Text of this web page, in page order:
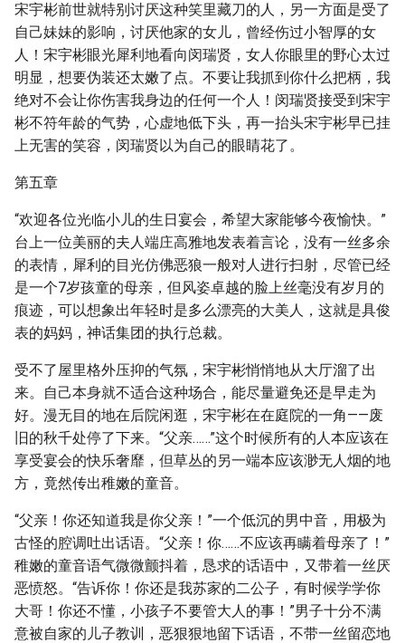
宋宇彬前世就特别讨厌这种笑里藏刀的人，另一方面是受了
自己妹妹的影响，讨厌他家的女儿，曾经伤过小智厚的女
人！宋宇彬眼光犀利地看向闵瑞贤，女人你眼里的野心太过
明显，想要伪装还太嫩了点。不要让我抓到你什么把柄，我
绝对不会让你伤害我身边的任何一个人！闵瑞贤接受到宋宇
彬不符年龄的气势，心虚地低下头，再一抬头宋宇彬早已挂
上无害的笑容，闵瑞贤以为自己的眼睛花了。
第五章
“欢迎各位光临小儿的生日宴会，希望大家能够今夜愉快。”
台上一位美丽的夫人端庄高雅地发表着言论，没有一丝多余
的表情，犀利的目光仿佛恶狼一般对人进行扫射，尽管已经
是一个7岁孩童的母亲，但风姿卓越的脸上丝毫没有岁月的
痕迹，可以想象出年轻时是多么漂亮的大美人，这就是具俊
表的妈妈，神话集团的执行总裁。
受不了屋里格外压抑的气氛，宋宇彬悄悄地从大厅溜了出
来。自己本身就不适合这种场合，能尽量避免还是早走为
好。漫无目的地在后院闲逛，宋宇彬在在庭院的一角——废
旧的秋千处停了下来。“父亲……”这个时候所有的人本应该在
享受宴会的快乐奢靡，但草丛的另一端本应该渺无人烟的地
方，竟然传出稚嫩的童音。
“父亲！你还知道我是你父亲！”一个低沉的男中音，用极为
古怪的腔调吐出话语。“父亲！你……不应该再瞒着母亲了！”
稚嫩的童音语气微微颤抖着，恳求的话语中，又带着一丝厌
恶愤怒。“告诉你！你还是我苏家的二公子，有时候学学你
大哥！你还不懂，小孩子不要管大人的事！”男子十分不满
意被自家的儿子教训，恶狠狠地留下话语，不带一丝留恋地